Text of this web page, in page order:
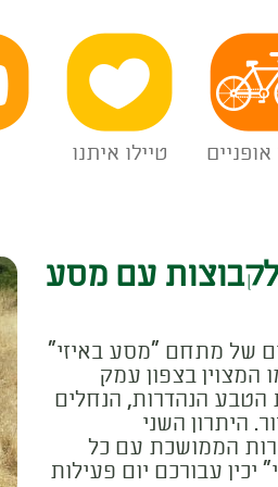
אופניים טיילו איתנו
לקבוצות עם מסע
של מתחם "מסע באיזי"
המצוין בצפון עמק
הטבע הנהדרות, הנחלים
היתרון השני
הממושכת עם כל
יכין עבורכם יום פעילות